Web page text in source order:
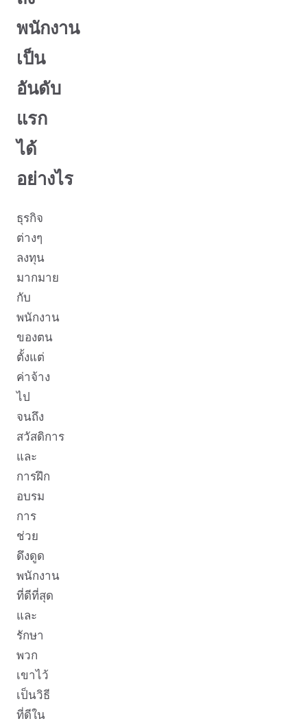
พนักงาน
เป็น
อันดับ
แรก
ได้
อย่างไร
ธุรกิจ
ต่างๆ
ลงทุน
มากมาย
กับ
พนักงาน
ของตน
ตั้งแต่
ค่าจ้าง
ไป
จนถึง
สวัสดิการ
และ
การฝึก
อบรม
การ
ช่วย
ดึงดูด
พนักงาน
ที่ดีที่สุด
และ
รักษา
พวก
เขาไว้
เป็นวิธี
ที่ดีใน